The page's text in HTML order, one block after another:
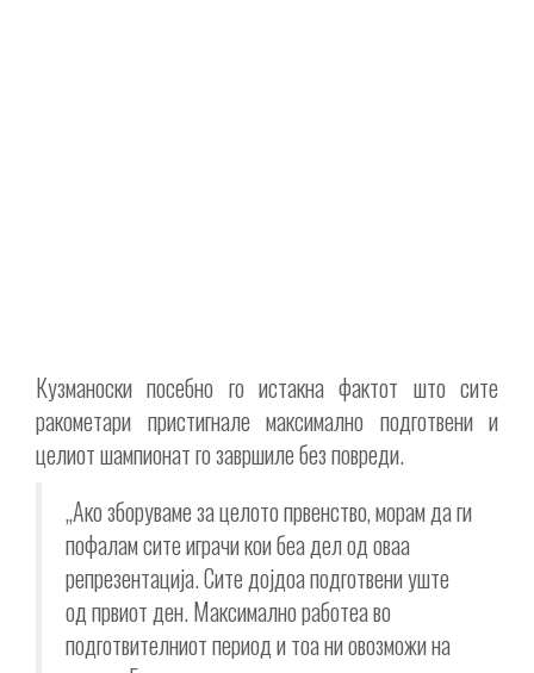
Кузманоски посебно го истакна фактот што сите
ракометари пристигнале максимално подготвени и
целиот шампионат го завршиле без повреди.
„Ако зборуваме за целото првенство, морам да ги
пофалам сите играчи кои беа дел од оваа
репрезентација. Сите дојдоа подготвени уште
од првиот ден. Максимално работеа во
подготвителниот период и тоа ни овозможи на